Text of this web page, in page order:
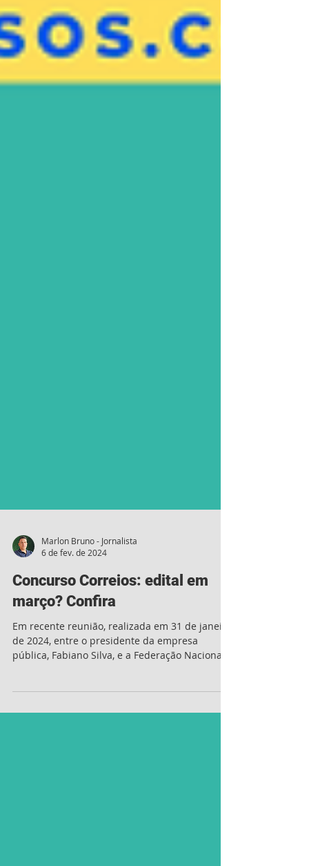
Marlon Bruno - Jornalista
6 de fev. de 2024
Concurso Correios: edital em